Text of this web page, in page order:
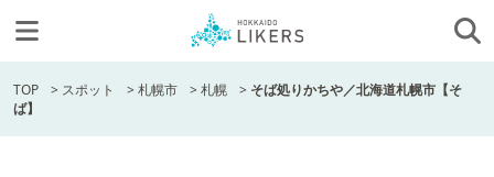
TOP > スポット >札幌市 >札幌 > そば処りかちや／北海道札幌市【そ
ば】